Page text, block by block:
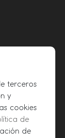
terceros
y
cookies
de
de